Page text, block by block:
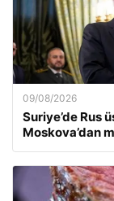
09/08/2026
Suriye’de Rus
Moskova’dan